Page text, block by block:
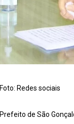
Foto: Redes sociais
Prefeito de São